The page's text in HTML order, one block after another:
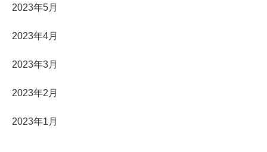
2023年5月
2023年4月
2023年3月
2023年2月
2023年1月